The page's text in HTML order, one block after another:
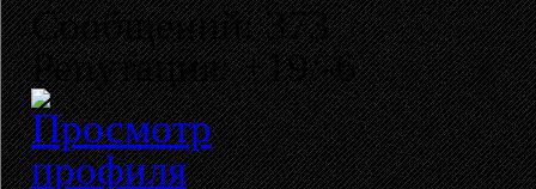
Сообщений: 373
Репутация: +19/-6